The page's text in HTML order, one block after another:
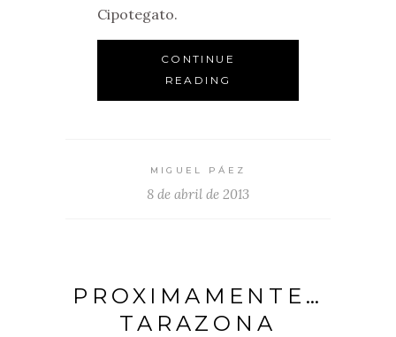
Cipotegato.
CONTINUE
READING
MIGUEL PÁEZ
8 de abril de 2013
PROXIMAMENTE…
TARAZONA